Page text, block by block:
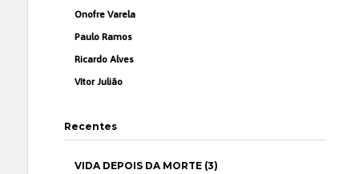
Onofre Varela
Paulo Ramos
Ricardo Alves
Vítor Julião
Recentes
VIDA DEPOIS DA MORTE (3)